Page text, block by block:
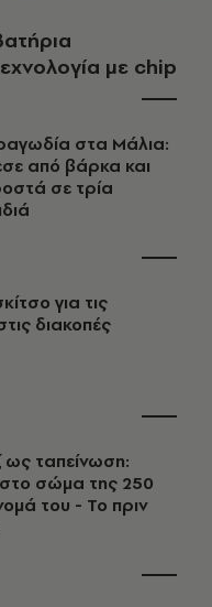
με chip
στα Μάλια:
από βάρκα και
σε τρία
για τις
διακοπές
ως ταπείνωση:
σώμα της 250
του - Το πριν